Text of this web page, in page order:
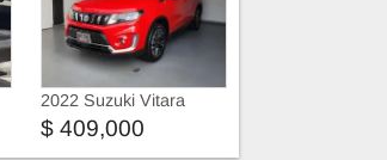
2022 Suzuki Vitara
$ 409,000